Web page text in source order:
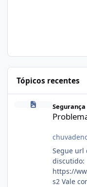
Tópicos recentes
Problema de segurança
Segurança
Segue url
discutido:
https://
s2 Vale